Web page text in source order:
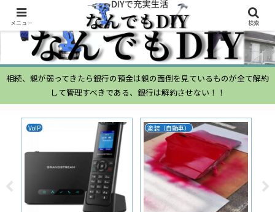
相続、親が弱ってきたら銀行の預金は親の面倒を見ているものが全て解約
して管理すべきである、銀行は解約させない！！
VoIP 塗装（自動車）
ム
メニュー 検索